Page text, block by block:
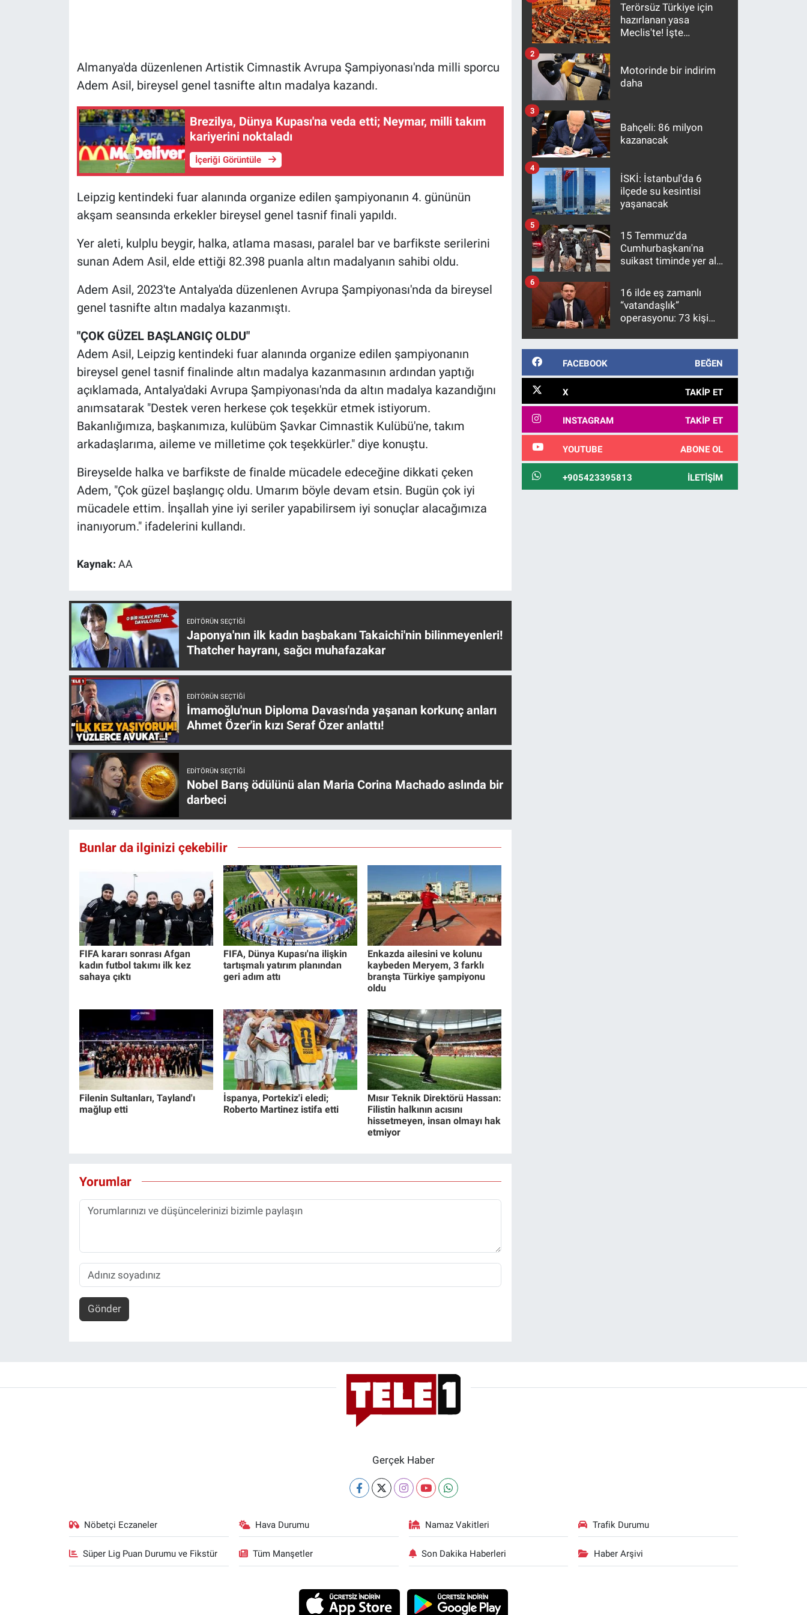
Almanya'da düzenlenen Artistik Cimnastik Avrupa Şampiyonası'nda milli sporcu
Adem Asil, bireysel genel tasnifte altın madalya kazandı.
Brezilya, Dünya Kupası'na veda etti; Neymar, milli takım
kariyerini noktaladı
İçeriği Görüntüle
Leipzig kentindeki fuar alanında organize edilen şampiyonanın 4. gününün
akşam seansında erkekler bireysel genel tasnif finali yapıldı.
Yer aleti, kulplu beygir, halka, atlama masası, paralel bar ve barfikste serilerini
sunan Adem Asil, elde ettiği 82.398 puanla altın madalyanın sahibi oldu.
Adem Asil, 2023'te Antalya'da düzenlenen Avrupa Şampiyonası'nda da bireysel
genel tasnifte altın madalya kazanmıştı.
"ÇOK GÜZEL BAŞLANGIÇ OLDU"
Adem Asil, Leipzig kentindeki fuar alanında organize edilen şampiyonanın
bireysel genel tasnif finalinde altın madalya kazanmasının ardından yaptığı
açıklamada, Antalya'daki Avrupa Şampiyonası'nda da altın madalya kazandığını
anımsatarak "Destek veren herkese çok teşekkür etmek istiyorum.
Bakanlığımıza, başkanımıza, kulübüm Şavkar Cimnastik Kulübü'ne, takım
arkadaşlarıma, aileme ve milletime çok teşekkürler." diye konuştu.
Bireyselde halka ve barfikste de finalde mücadele edeceğine dikkati çeken
Adem, "Çok güzel başlangıç oldu. Umarım böyle devam etsin. Bugün çok iyi
mücadele ettim. İnşallah yine iyi seriler yapabilirsem iyi sonuçlar alacağımıza
inanıyorum." ifadelerini kullandı.
Kaynak: AA
EDITÖRÜN SEÇTIĞI
Japonya'nın ilk kadın başbakanı Takaichi'nin bilinmeyenleri!
Thatcher hayranı, sağcı muhafazakar
EDITÖRÜN SEÇTIĞI
İmamoğlu'nun Diploma Davası'nda yaşanan korkunç anları
Ahmet Özer'in kızı Seraf Özer anlattı!
EDITÖRÜN SEÇTIĞI
Nobel Barış ödülünü alan Maria Corina Machado aslında bir
darbeci
Bunlar da ilginizi çekebilir
FIFA kararı sonrası Afgan
kadın futbol takımı ilk kez
sahaya çıktı
FIFA, Dünya Kupası'na ilişkin
tartışmalı yatırım planından
geri adım attı
Enkazda ailesini ve kolunu
kaybeden Meryem, 3 farklı
branşta Türkiye şampiyonu
oldu
Filenin Sultanları, Tayland'ı
mağlup etti
İspanya, Portekiz'i eledi;
Roberto Martinez istifa etti
Mısır Teknik Direktörü Hassan:
Filistin halkının acısını
hissetmeyen, insan olmayı hak
etmiyor
Yorumlar
Gönder
Terörsüz Türkiye için
hazırlanan yasa
Meclis'te! İşte
Motorinde bir indirim
daha
2
Bahçeli: 86 milyon
kazanacak
3
İSKİ: İstanbul'da 6
ilçede su kesintisi
yaşanacak
4
15 Temmuz'da
Cumhurbaşkanı'na
suikast timinde yer alan
10 yıl sonra yakalandı
5
16 ilde eş zamanlı
“vatandaşlık”
operasyonu: 73 kişi
6
FACEBOOK BEĞEN
X TAKIP ET
INSTAGRAM TAKIP ET
YOUTUBE ABONE OL
+905423395813 İLETIŞIM
Gerçek Haber
Nöbetçi Eczaneler Hava Durumu Namaz Vakitleri Trafik Durumu
Süper Lig Puan Durumu ve Fikstür Tüm Manşetler Son Dakika Haberleri Haber Arşivi
Kültür Sanat
Ne demişti
Programlar
Türkiye'nin Gündemi
Yerel Gündem